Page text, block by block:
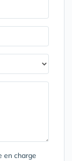
en charge